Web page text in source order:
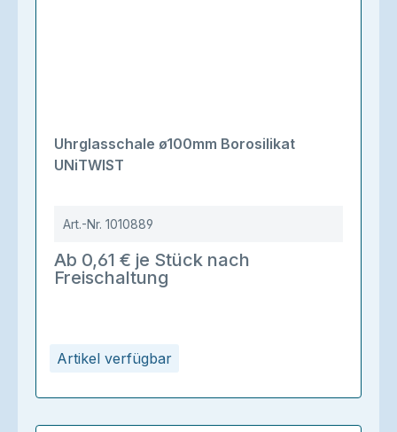
Artikel verfügbar
Uhrglasschale ø100mm Borosilikat
UNiTWIST
Art.-Nr. 1010889
Ab 0,61 € je Stück nach
Freischaltung